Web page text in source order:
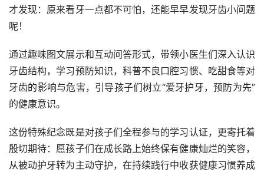
才发现：原来看牙一点都不可怕，还能早早发现牙齿小问题
呢！
通过趣味图文展示和互动问答形式，带领小医生们深入认识
牙齿结构，学习预防知识，科普不良口腔习惯、吃甜食等对
牙齿的影响与危害，引导孩子们树立“爱牙护牙，预防为先”
的健康意识。
这份特殊纪念既是对孩子们全程参与的学习认证，更寄托着
殷切期待：愿孩子们在成长路上始终保有健康灿烂的笑容，
从被动护牙转为主动守护，在持续践行中收获健康习惯养成